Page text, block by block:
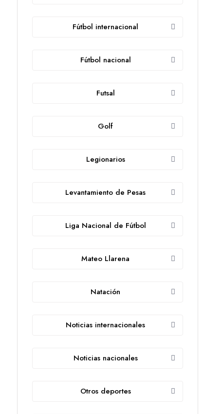
Fútbol internacional
Fútbol nacional
Futsal
Golf
Legionarios
Levantamiento de Pesas
Liga Nacional de Fútbol
Mateo Llarena
Natación
Noticias internacionales
Noticias nacionales
Otros deportes